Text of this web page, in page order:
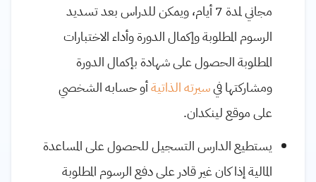
مجاني لمدة 7 أيام، ويمكن للدراس بعد تسديد
الرسوم المطلوبة وإكمال الدورة وأداء الاختبارات
المطلوبة الحصول على شهادة بإكمال الدورة
ومشاركتها فيسيرته الذاتيةأو حسابه الشخصي
على موقع لينكدان.
يستطيع الدارس التسجيل للحصول على المساعدة
المالية إذا كان غير قادر على دفع الرسوم المطلوبة